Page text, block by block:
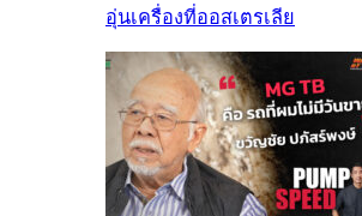
อุ่นเครื่องที่ออสเตรเลีย